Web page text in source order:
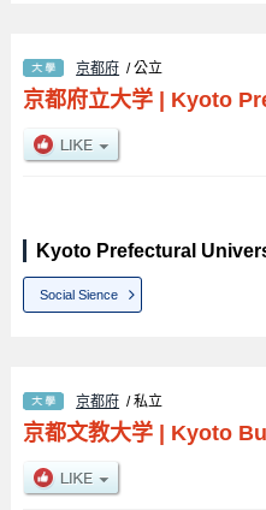
京都府 / 公立
京都府立大学| Kyoto
Kyoto Prefectural
Social Sience
京都府 / 私立
京都文教大学| Kyoto